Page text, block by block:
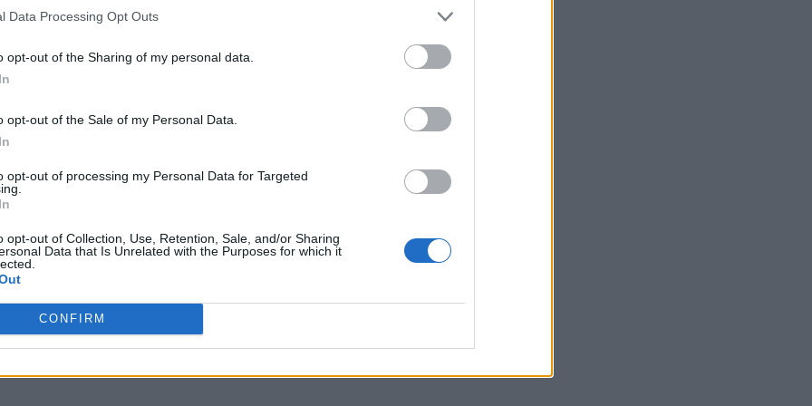
Data Processing Opt Outs
opt-out of the Sharing of my personal data.
opt-out of the Sale of my Personal Data.
opt-out of processing my Personal Data for Targeted
opt-out of Collection, Use, Retention, Sale, and/or Sharing
Data that Is Unrelated with the Purposes for which it
CONFIRM
αποθήκευσης, οι οποίες είναι απαραίτητες «για μια
στην οποία οι επενδύσεις σε ΑΠΕ θα είναι όσο το
τον ΑΔΜΗΕ – όπως και τον ρόλο των
γενικότερα– ως βραχίονα εξωτερικής πολιτικής. «Οι
αποτελούν κρίσιμες υποδομές που λειαίνουν τις
υπογράμμισε, αναλύοντας το δίκτυο των
διασυνδέσεων της Ελλάδας με τις γειτονικές
η δεύτερη διασύνδεση με την Ιταλία, καθώς και τα
Διαχειριστής στην Ανατολική Μεσόγειο.
ο μόνος τρόπος για να ενοποιηθούν πραγματικά οι
οι τιμές και να υπάρξει αλληλεγγύη, καταλήγοντας ότι
διαθέσιμοι και για τον λόγο αυτό οι διασυνδέσεις θα
της πράσινης ενέργειας.